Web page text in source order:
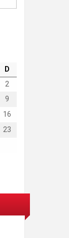
D
2
9
16
23